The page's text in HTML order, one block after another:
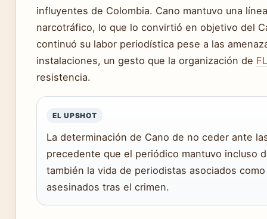
influyentes de Colombia. Cano mantuvo una
narcotráfico, lo que lo convirtió en objetivo del
continuó su labor periodística pese a las
instalaciones, un gesto que la organización de
resistencia.
EL UPSHOT
La determinación de Cano de no ceder ante
precedente que el periódico mantuvo incluso
también la vida de periodistas asociados
asesinados tras el crimen.